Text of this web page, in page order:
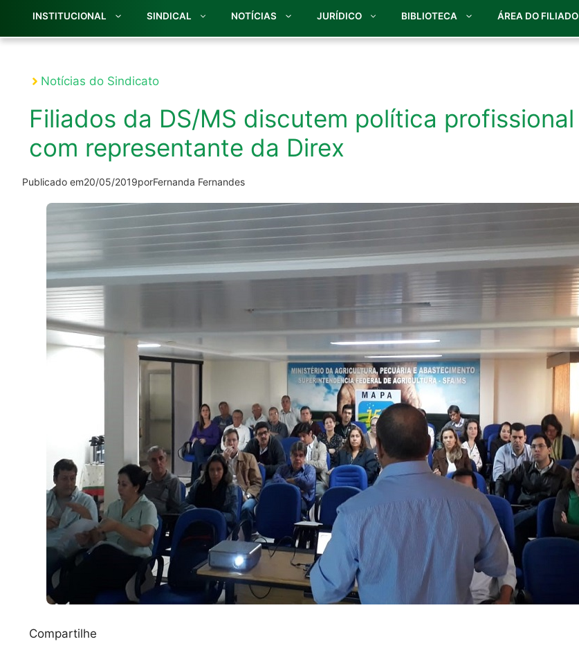
INSTITUCIONAL SINDICAL NOTÍCIAS JURÍDICO BIBLIOTECA ÁREA DO FILIADO
Notícias do Sindicato
Filiados da DS/MS discutem política profissional
com representante da Direx
Publicado em20/05/2019porFernanda Fernandes
Compartilhe